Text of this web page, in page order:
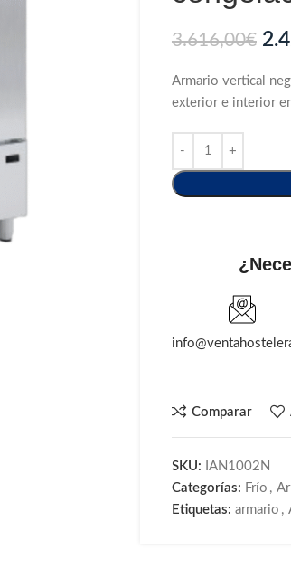
3.616,00€
Armario vertical
exterior e interior
Comparar
SKU: IAN1002N
Categorías: Frío ,
Etiquetas: armario ,